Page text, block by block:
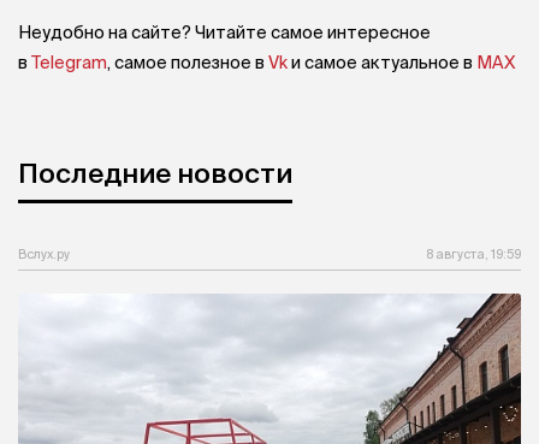
Неудобно на сайте? Читайте самое интересное
в Telegram, самое полезное в Vkи самое актуальное в MAX
Последние новости
Вслух.ру 8 августа, 19:59